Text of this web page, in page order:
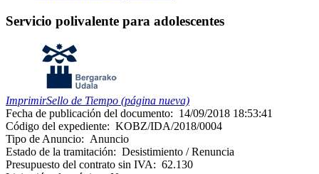
Servicio polivalente para adolescentes
ImprimirSello de Tiempo (página nueva)
Fecha de publicación del documento: 14/09/2018 18:53:41
Código del expediente: KOBZ/IDA/2018/0004
Tipo de Anuncio: Anuncio
Estado de la tramitación: Desistimiento / Renuncia
Presupuesto del contrato sin IVA: 62.130